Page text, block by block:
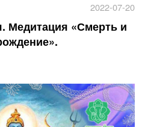
2022-07-20
Медитация «Смерть и